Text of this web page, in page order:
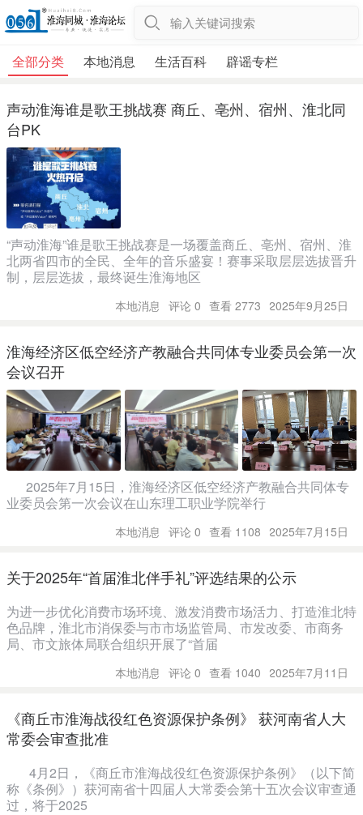
输入关键词搜索
全部分类 本地消息 生活百科 辟谣专栏
声动淮海谁是歌王挑战赛 商丘、亳州、宿州、淮北同
台PK
“声动淮海”谁是歌王挑战赛是一场覆盖商丘、亳州、宿州、淮
北两省四市的全民、全年的音乐盛宴！赛事采取层层选拔晋升
制，层层选拔，最终诞生淮海地区
本地消息 评论 0 查看 2773 2025年9月25日
淮海经济区低空经济产教融合共同体专业委员会第一次
会议召开
2025年7月15日，淮海经济区低空经济产教融合共同体专
业委员会第一次会议在山东理工职业学院举行
本地消息 评论 0 查看 1108 2025年7月15日
关于2025年“首届淮北伴手礼”评选结果的公示
为进一步优化消费市场环境、激发消费市场活力、打造淮北特
色品牌，淮北市消保委与市市场监管局、市发改委、市商务
局、市文旅体局联合组织开展了“首届
本地消息 评论 0 查看 1040 2025年7月11日
《商丘市淮海战役红色资源保护条例》 获河南省人大
常委会审查批准
4月2日，《商丘市淮海战役红色资源保护条例》（以下简
称《条例》）获河南省十四届人大常委会第十五次会议审查通
过，将于2025